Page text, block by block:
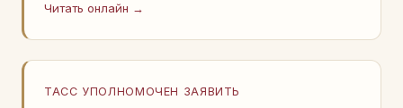
Натанович. – Что ж, …
Читать онлайн →
ТАСС УПОЛНОМОЧЕН ЗАЯВИТЬ